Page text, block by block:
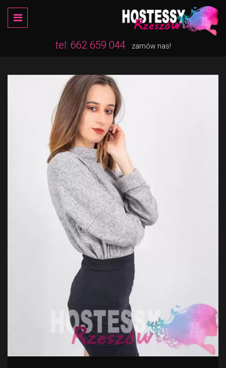
tel: 662 659 044 zamów nas!